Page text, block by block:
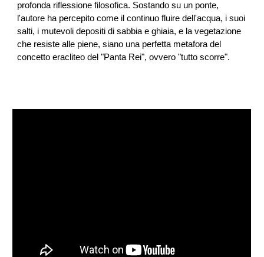
profonda riflessione filosofica. Sostando su un ponte,
l'autore ha percepito come il continuo fluire dell'acqua, i suoi
salti, i mutevoli depositi di sabbia e ghiaia, e la vegetazione
che resiste alle piene, siano una perfetta metafora del
concetto eracliteo del "Panta Rei", ovvero "tutto scorre".